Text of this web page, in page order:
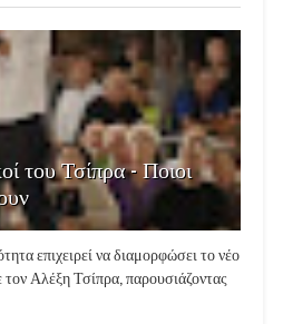
του Τσίπρα - Ποιοι
επιχειρεί να διαμορφώσει το νέο
Αλέξη Τσίπρα, παρουσιάζοντας